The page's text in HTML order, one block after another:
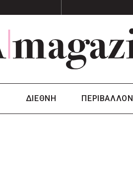
ΔΙΕΘΝΗ ΠΕΡΙΒΑΛΛΟΝ